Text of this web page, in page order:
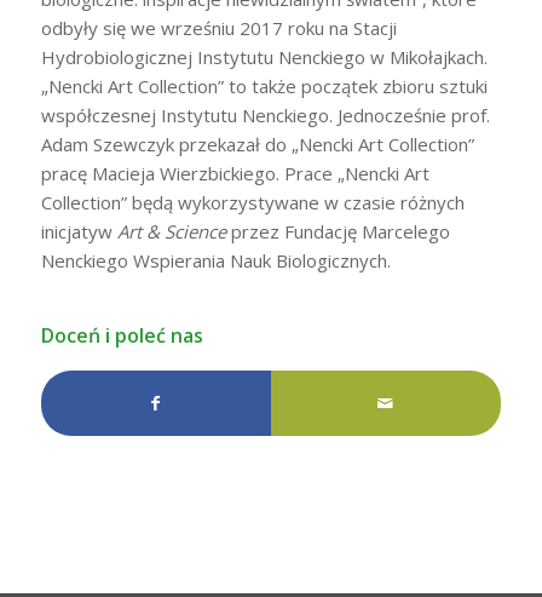
odbyły się we wrześniu 2017 roku na Stacji
Hydrobiologicznej Instytutu Nenckiego w Mikołajkach.
„Nencki Art Collection” to także początek zbioru sztuki
współczesnej Instytutu Nenckiego. Jednocześnie prof.
Adam Szewczyk przekazał do „Nencki Art Collection”
pracę Macieja Wierzbickiego. Prace „Nencki Art
Collection” będą wykorzystywane w czasie różnych
inicjatyw Art & Scienceprzez Fundację Marcelego
Nenckiego Wspierania Nauk Biologicznych.
Doceń i poleć nas